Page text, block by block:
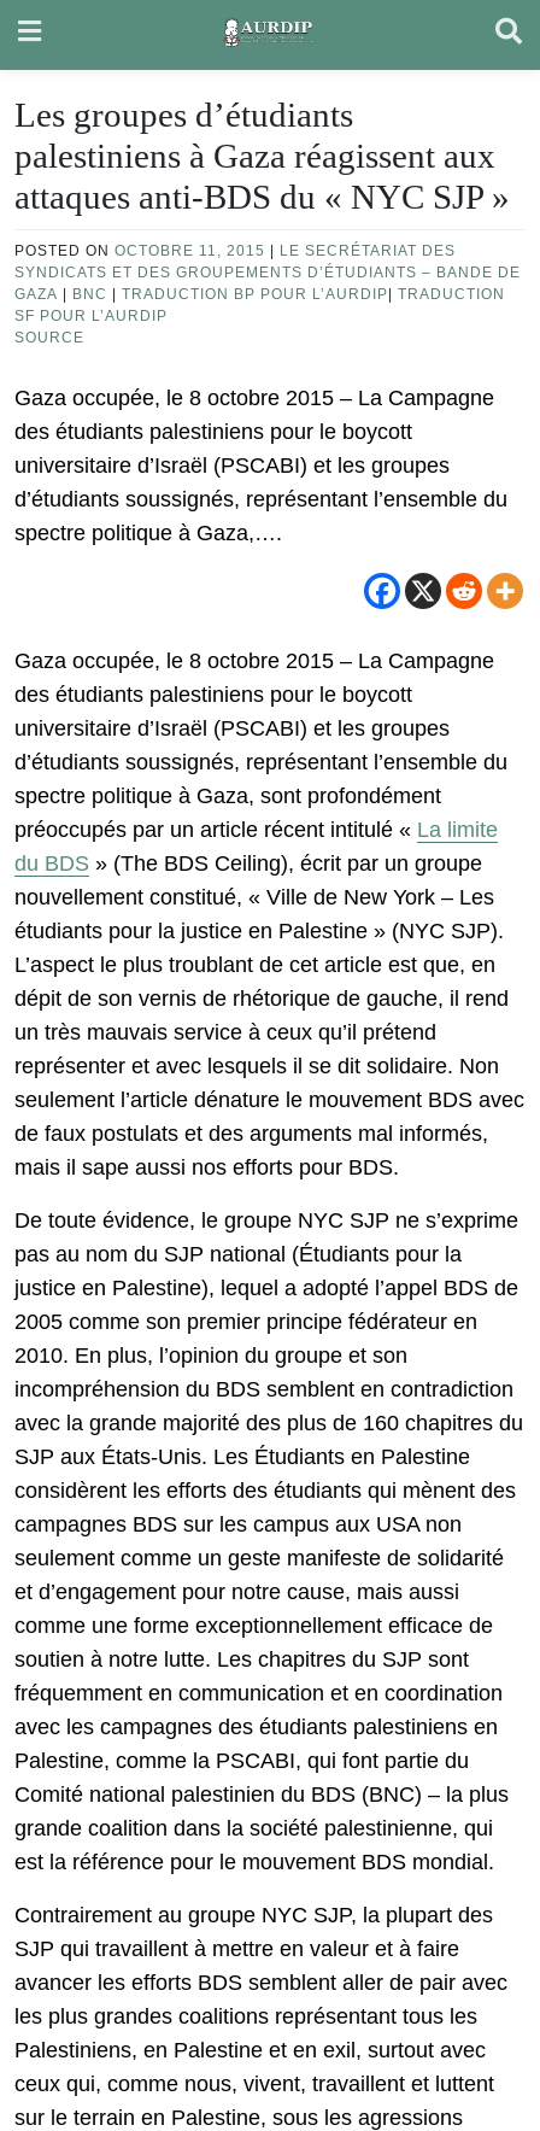
content
Les groupes d’étudiants
palestiniens à Gaza réagissent aux
attaques anti-BDS du « NYC SJP »
POSTED ON OCTOBRE 11, 2015
LE SECRÉTARIAT DES
SYNDICATS ET DES GROUPEMENTS D’ÉTUDIANTS – BANDE DE
GAZA
BNC TRADUCTION BP POUR L’AURDIP
TRADUCTION
SF POUR L’AURDIP
SOURCE
Gaza occupée, le 8 octobre 2015 – La Campagne
des étudiants palestiniens pour le boycott
universitaire d’Israël (PSCABI) et les groupes
d’étudiants soussignés, représentant l’ensemble du
spectre politique à Gaza,….
Gaza occupée, le 8 octobre 2015 – La Campagne
des étudiants palestiniens pour le boycott
universitaire d’Israël (PSCABI) et les groupes
d’étudiants soussignés, représentant l’ensemble du
spectre politique à Gaza, sont profondément
préoccupés par un article récent intitulé « La limite
du BDS » (The BDS Ceiling), écrit par un groupe
nouvellement constitué, « Ville de New York – Les
étudiants pour la justice en Palestine » (NYC SJP).
L’aspect le plus troublant de cet article est que, en
dépit de son vernis de rhétorique de gauche, il rend
un très mauvais service à ceux qu’il prétend
représenter et avec lesquels il se dit solidaire. Non
seulement l’article dénature le mouvement BDS avec
de faux postulats et des arguments mal informés,
mais il sape aussi nos efforts pour BDS.
De toute évidence, le groupe NYC SJP ne s’exprime
pas au nom du SJP national (Étudiants pour la
justice en Palestine), lequel a adopté l’appel BDS de
2005 comme son premier principe fédérateur en
2010. En plus, l’opinion du groupe et son
incompréhension du BDS semblent en contradiction
avec la grande majorité des plus de 160 chapitres du
SJP aux États-Unis. Les Étudiants en Palestine
considèrent les efforts des étudiants qui mènent des
campagnes BDS sur les campus aux USA non
seulement comme un geste manifeste de solidarité
et d’engagement pour notre cause, mais aussi
comme une forme exceptionnellement efficace de
soutien à notre lutte. Les chapitres du SJP sont
fréquemment en communication et en coordination
avec les campagnes des étudiants palestiniens en
Palestine, comme la PSCABI, qui font partie du
Comité national palestinien du BDS (BNC) – la plus
grande coalition dans la société palestinienne, qui
est la référence pour le mouvement BDS mondial.
Contrairement au groupe NYC SJP, la plupart des
SJP qui travaillent à mettre en valeur et à faire
avancer les efforts BDS semblent aller de pair avec
les plus grandes coalitions représentant tous les
Palestiniens, en Palestine et en exil, surtout avec
ceux qui, comme nous, vivent, travaillent et luttent
sur le terrain en Palestine, sous les agressions